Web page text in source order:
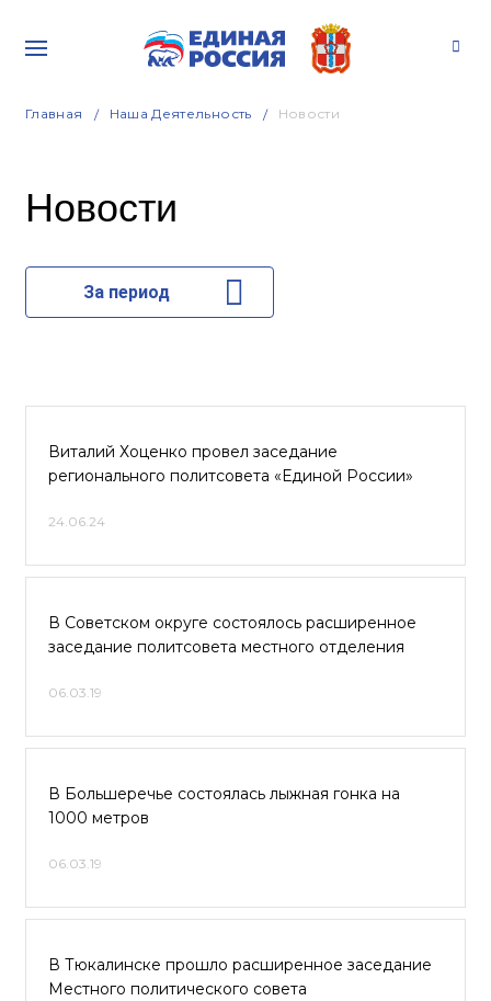
Главная Наша Деятельность Новости
Новости
За период
Виталий Хоценко провел заседание
регионального политсовета «Единой России»
24.06.24
В Советском округе состоялось расширенное
заседание политсовета местного отделения
06.03.19
В Большеречье состоялась лыжная гонка на
1000 метров
06.03.19
В Тюкалинске прошло расширенное заседание
Местного политического совета